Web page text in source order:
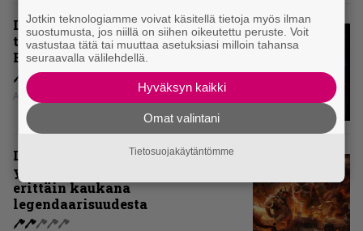
Levyarvio: Onko Steelbound jo
täydellisintä mahdollista Battle
Beastia?
Aki Nuopponen
Levyarvio: Sabaton on
yhdennellätoista albumillaan
erittäin kaukana
legendaarisuudesta
Jotkin teknologiamme voivat käsitellä tietoja myös ilman
suostumusta, jos niillä on siihen oikeutettu peruste. Voit
vastustaa tätä tai muuttaa asetuksiasi milloin tahansa
seuraavalla välilehdellä.
Hyväksyn kaikki
Omat valintani
Tietosuojakäytäntömme